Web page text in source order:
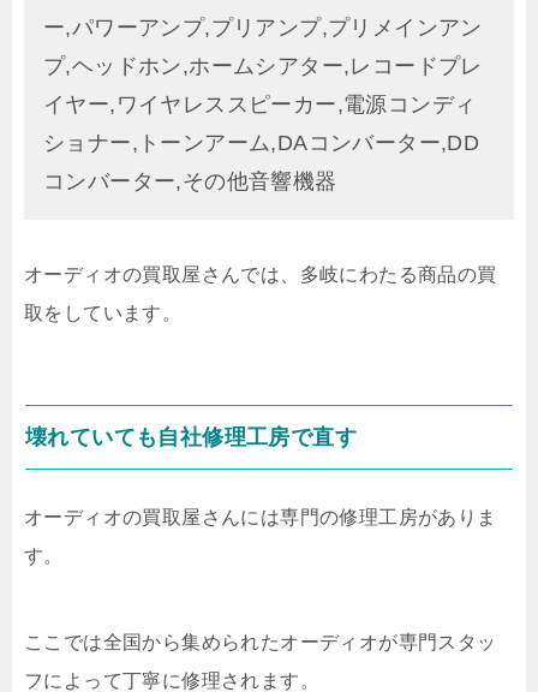
ー,パワーアンプ,プリアンプ,プリメインアン
プ,ヘッドホン,ホームシアター,レコードプレ
イヤー,ワイヤレススピーカー,電源コンディ
ショナー,トーンアーム,DAコンバーター,DD
コンバーター,その他音響機器
オーディオの買取屋さんでは、多岐にわたる商品の買
取をしています。
壊れていても自社修理工房で直す
オーディオの買取屋さんには専門の修理工房がありま
す。
ここでは全国から集められたオーディオが専門スタッ
フによって丁寧に修理されます。